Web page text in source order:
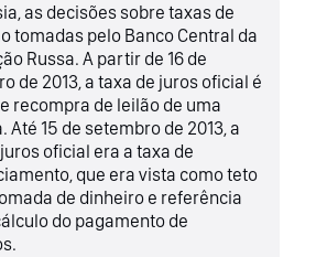
as decisões sobre taxas de
tomadas pelo Banco Central da
Russa. A partir de 16 de
de 2013, a taxa de juros oficial é
recompra de leilão de uma
Até 15 de setembro de 2013, a
oficial era a taxa de
que era vista como teto
de dinheiro e referência
do pagamento de